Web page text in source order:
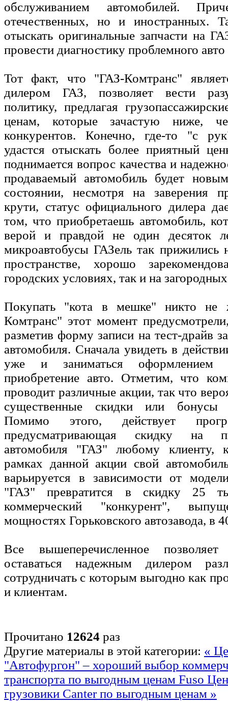
обслуживанием автомобилей.
отечественных, но и иностранных.
отыскать оригинальные запчасти на
провести диагностику проблемного авто
Тот факт, что "ГАЗ-Комтранс"
дилером ГАЗ, позволяет вести
политику, предлагая
ценам, которые зачастую ниже,
конкурентов. Конечно, где-то "с
удастся отыскать более приятный
поднимается вопрос качества и
продаваемый автомобиль будет
состоянии, несмотря на заверения
крути, статус официального дилера
том, что приобретаешь автомобиль,
верой и правдой не один десяток
микроавтобусы ГАЗель так прижились
пространстве, хорошо
городских условиях, так и на
Покупать "кота в мешке" никто не
Комтранс" этот момент
разметив форму записи на тест-драйв
автомобиля. Сначала увидеть в
уже и заниматься оформлением
приобретение авто. Отметим, что
проводит различные акции, так что
существенные скидки или бонусы
Помимо этого, действует
предусматривающая скидку на
автомобиля "ГАЗ" любому клиенту,
рамках данной акции свой
варьируется в зависимости от
"ГАЗ" превратится в скидку 25
коммерческий "конкурент",
мощностях Горьковского автозавода, в
Все вышеперечисленное
оставаться надежным дилером
сотрудничать с которым выгодно как
и клиентам.
Прочитано 12624 раз
Другие материалы в этой категории: «
"Автофургон" – хороший выбор
транспорта по выгодным ценам Fuso
грузовики Canter по выгодным ценам »